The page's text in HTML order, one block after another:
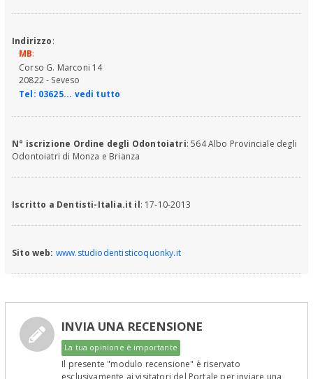
Indirizzo:
MB:
Corso G. Marconi 14
20822 - Seveso
Tel: 03625... vedi tutto
N° iscrizione Ordine degli Odontoiatri: 564 Albo Provinciale degli
Odontoiatri di Monza e Brianza
Iscritto a Dentisti-Italia.it il: 17-10-2013
Sito web: www.studiodentisticoquonky.it
INVIA UNA RECENSIONE
La tua opinione è importante
Il presente "modulo recensione" è riservato